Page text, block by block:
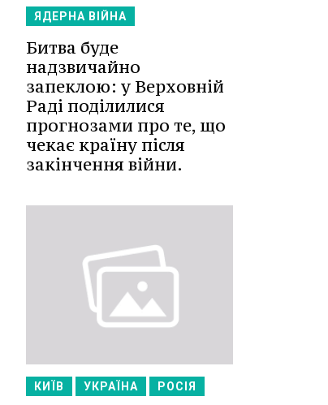
ЯДЕРНА ВІЙНА
Битва буде
надзвичайно
запеклою: у Верховній
Раді поділилися
прогнозами про те, що
чекає країну після
закінчення війни.
КИЇВ УКРАЇНА РОСІЯ